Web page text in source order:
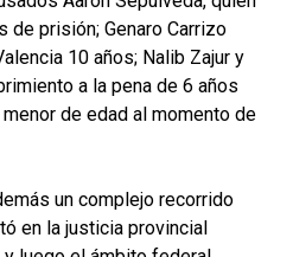
prisión; Genaro Carrizo
10 años; Nalib Zajur y
a la pena de 6 años
menor de edad al momento de
un complejo recorrido
en la justicia provincial